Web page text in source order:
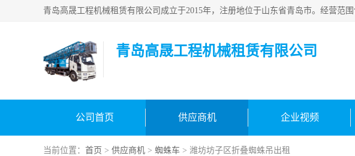
青岛高晟工程机械租赁有限公司
公司首页 供应商机 企业视频
当前位置： 首页 > 供应商机 > 蜘蛛车 > 潍坊坊子区折叠蜘蛛吊出租